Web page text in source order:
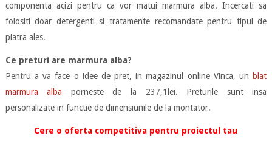
componenta acizi pentru ca vor matui marmura alba. Incercati sa
folositi doar detergenti si tratamente recomandate pentru tipul de
piatra ales.
Ce preturi are marmura alba?
Pentru a va face o idee de pret, in magazinul online Vinca, un blat
marmura alba porneste de la 237,1lei. Preturile sunt insa
personalizate in functie de dimensiunile de la montator.
Cere o oferta competitiva pentru proiectul tau